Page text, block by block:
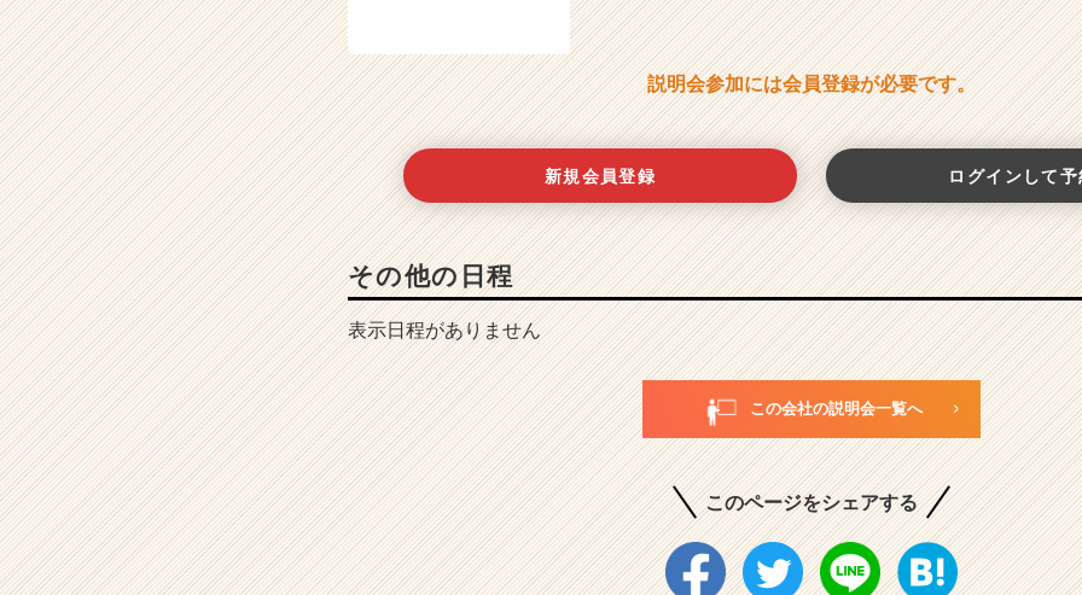
説明会参加には会員登録が必要です。
新規会員登録 ログインして
その他の日程
表示日程がありません
この会社の説明会一覧へ
このページをシェアする